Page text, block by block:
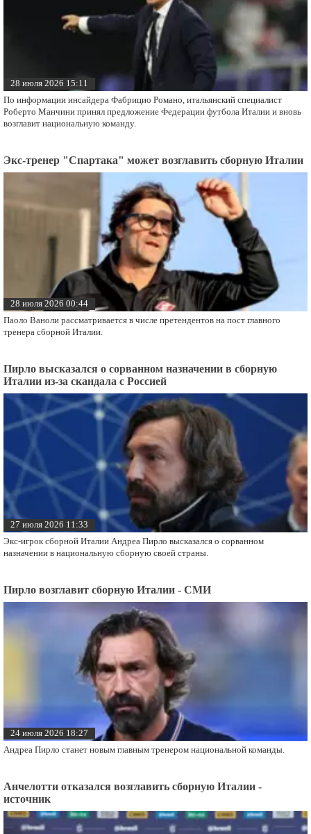
28 июля 2026 15:11
По информации инсайдера Фабрицио Романо, итальянский специалист
Роберто Манчини принял предложение Федерации футбола Италии и вновь
возглавит национальную команду.
Экс-тренер "Спартака" может возглавить сборную Италии
28 июля 2026 00:44
Паоло Ваноли рассматривается в числе претендентов на пост главного
тренера сборной Италии.
Пирло высказался о сорванном назначении в сборную
Италии из-за скандала с Россией
27 июля 2026 11:33
Экс-игрок сборной Италии Андреа Пирло высказался о сорванном
назначении в национальную сборную своей страны.
Пирло возглавит сборную Италии - СМИ
24 июля 2026 18:27
Андреа Пирло станет новым главным тренером национальной команды.
Анчелотти отказался возглавить сборную Италии -
источник